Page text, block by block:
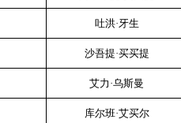
吐洪·牙生
沙吾提·买买提
艾力·乌斯曼
库尔班·艾买尔